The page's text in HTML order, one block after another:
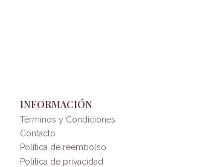
INFORMACIÓN
Términos y Condiciones
Contacto
Política de reembolso
Política de privacidad